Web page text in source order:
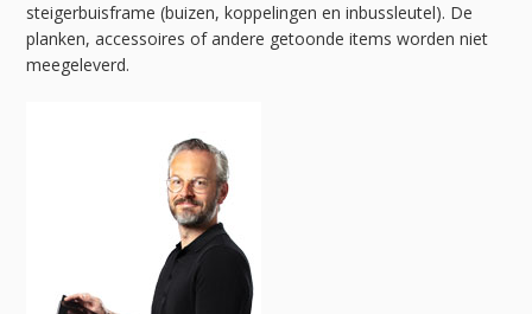
steigerbuisframe (buizen, koppelingen en inbussleutel). De
planken, accessoires of andere getoonde items worden niet
meegeleverd.